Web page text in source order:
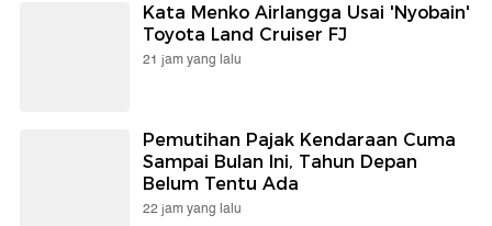
Kata Menko Airlangga Usai 'Nyobain'
Toyota Land Cruiser FJ
21 jam yang lalu
Pemutihan Pajak Kendaraan Cuma
Sampai Bulan Ini, Tahun Depan
Belum Tentu Ada
22 jam yang lalu